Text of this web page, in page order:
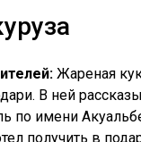
Жареная
В ней
по имени
получить в